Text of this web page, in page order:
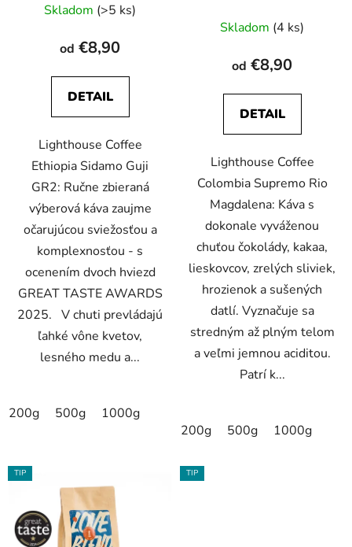
hodnotenie
produktu
je
4,4
z
hviezdičiek.
Skladom (>5 ks)
od €8,90
DETAIL
Lighthouse Coffee
Ethiopia Sidamo Guji
GR2: Ručne zbieraná
výberová káva zaujme
očarujúcou sviežosťou a
komplexnosťou - s
ocenením dvoch hviezd
GREAT TASTE AWARDS
2025. V chuti prevládajú
ľahké vône kvetov,
lesného medu a...
200g 500g 1000g
hodnotenie
produktu
je
5,0
z
hviezdičiek.
Skladom (4 ks)
od €8,90
DETAIL
Lighthouse Coffee
Colombia Supremo Rio
Magdalena: Káva s
dokonale vyváženou
chuťou čokolády, kakaa,
lieskovcov, zrelých sliviek,
hrozienok a sušených
datlí. Vyznačuje sa
stredným až plným telom
a veľmi jemnou aciditou.
Patrí k...
200g 500g 1000g
TIP TIP